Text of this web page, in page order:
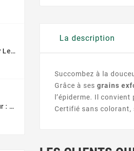
40 Hadiths Sur Les Femmes (avec Commentaires) – Anissa Editions
Mon Cher Cœur : 30 Conseils Pour Comprendre Et Purifier Notre Cœur - Haifaa Younis - Muslim City
La description
Succombez à la
Grâce à sesgrains
l’épiderme. Il
Certifié sans colorant,